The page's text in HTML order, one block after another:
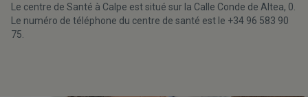
Le centre de Santé à Calpe est situé sur la Calle Conde de Altea, 0.
Le numéro de téléphone du centre de santé est le +34 96 583 90
75.